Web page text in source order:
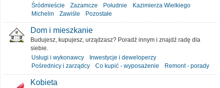
Śródmieście
Zazamcze Południe
Kazimierza Wielkiego
Michelin
Zawiśle Pozostałe
Dom i mieszkanie
Budujesz, kupujesz, urządzasz? Poradź innym i znajdź radę dla
siebie.
Usługi i wykonawcy
Inwestycje i deweloperzy
Pośrednicy i zarządcy
Co kupić - wyposażenie Remont - porady
Kobieta